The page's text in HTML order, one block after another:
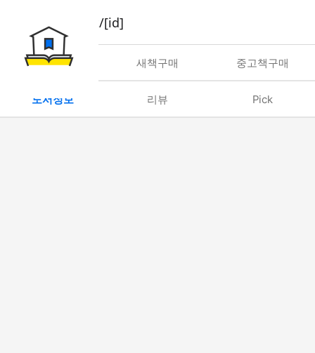
book/rent/[id]
대여 새책구매 중고책구매
도서정보 리뷰 Pick